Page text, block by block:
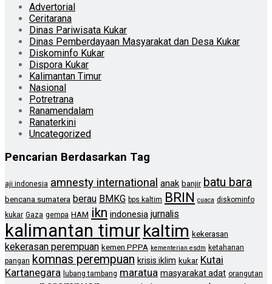
Advertorial
Ceritarana
Dinas Pariwisata Kukar
Dinas Pemberdayaan Masyarakat dan Desa Kukar
Diskominfo Kukar
Dispora Kukar
Kalimantan Timur
Nasional
Potretrana
Ranamendalam
Ranaterkini
Uncategorized
Pencarian Berdasarkan Tag
aji indonesia amnesty international anak banjir batu bara
bencana sumatera berau BMKG bps kaltim BRIN cuaca diskominfo
kukar Gaza gempa HAM ikn indonesia jurnalis
kalimantan timurkaltim kekerasan
kekerasan perempuan kemen PPPA kementerian esdm ketahanan
pangan komnas perempuan krisis iklim kukar Kutai
Kartanegara lubang tambang maratua masyarakat adat orangutan